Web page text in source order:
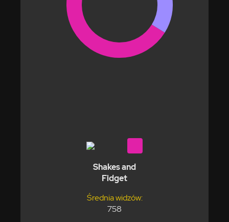
Shakes and
Fidget
Średnia widzów:
758